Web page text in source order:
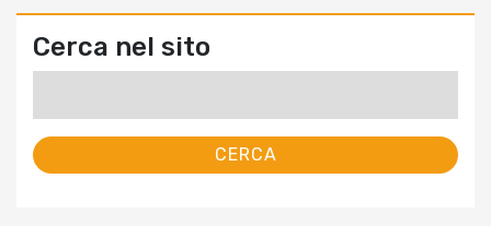
Cerca nel sito